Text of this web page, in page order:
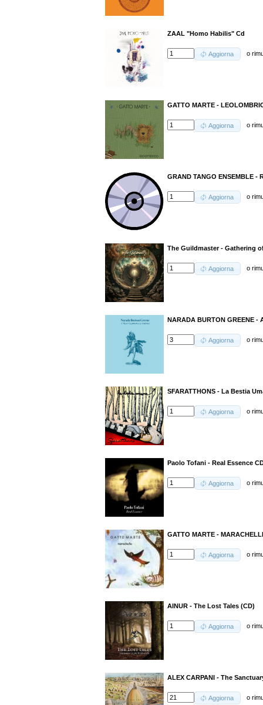
ZAAL "Homo Habilis" Cd
Aggiorna o
GATTO MARTE -
Aggiorna o
GRAND TANGO ENSEMBLE -
Aggiorna o
The Guildmaster - Gathering
Aggiorna o
NARADA BURTON GREENE
Aggiorna o
SFARATTHONS - La Bestia
Aggiorna o
Paolo Tofani - Real Essence
Aggiorna o
GATTO MARTE -
Aggiorna o
AINUR - The Lost Tales (CD)
Aggiorna o
ALEX CARPANI - The
Aggiorna o